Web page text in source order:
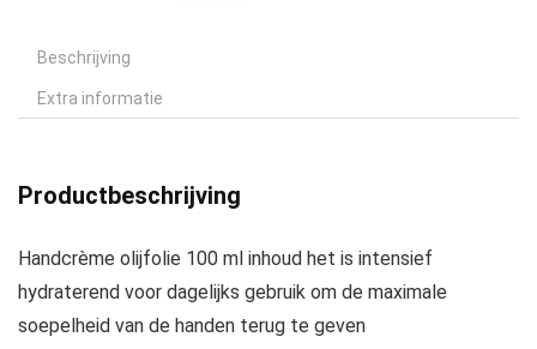
Beschrijving
Extra informatie
Productbeschrijving
Handcrème olijfolie 100 ml inhoud het is intensief
hydraterend voor dagelijks gebruik om de maximale
soepelheid van de handen terug te geven